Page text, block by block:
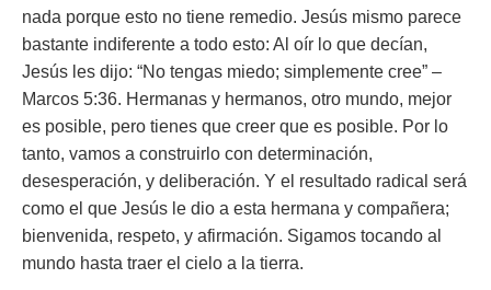
nada porque esto no tiene remedio. Jesús mismo parece
bastante indiferente a todo esto: Al oír lo que decían,
Jesús les dijo: “No tengas miedo; simplemente cree” –
Marcos 5:36. Hermanas y hermanos, otro mundo, mejor
es posible, pero tienes que creer que es posible. Por lo
tanto, vamos a construirlo con determinación,
desesperación, y deliberación. Y el resultado radical será
como el que Jesús le dio a esta hermana y compañera;
bienvenida, respeto, y afirmación. Sigamos tocando al
mundo hasta traer el cielo a la tierra.